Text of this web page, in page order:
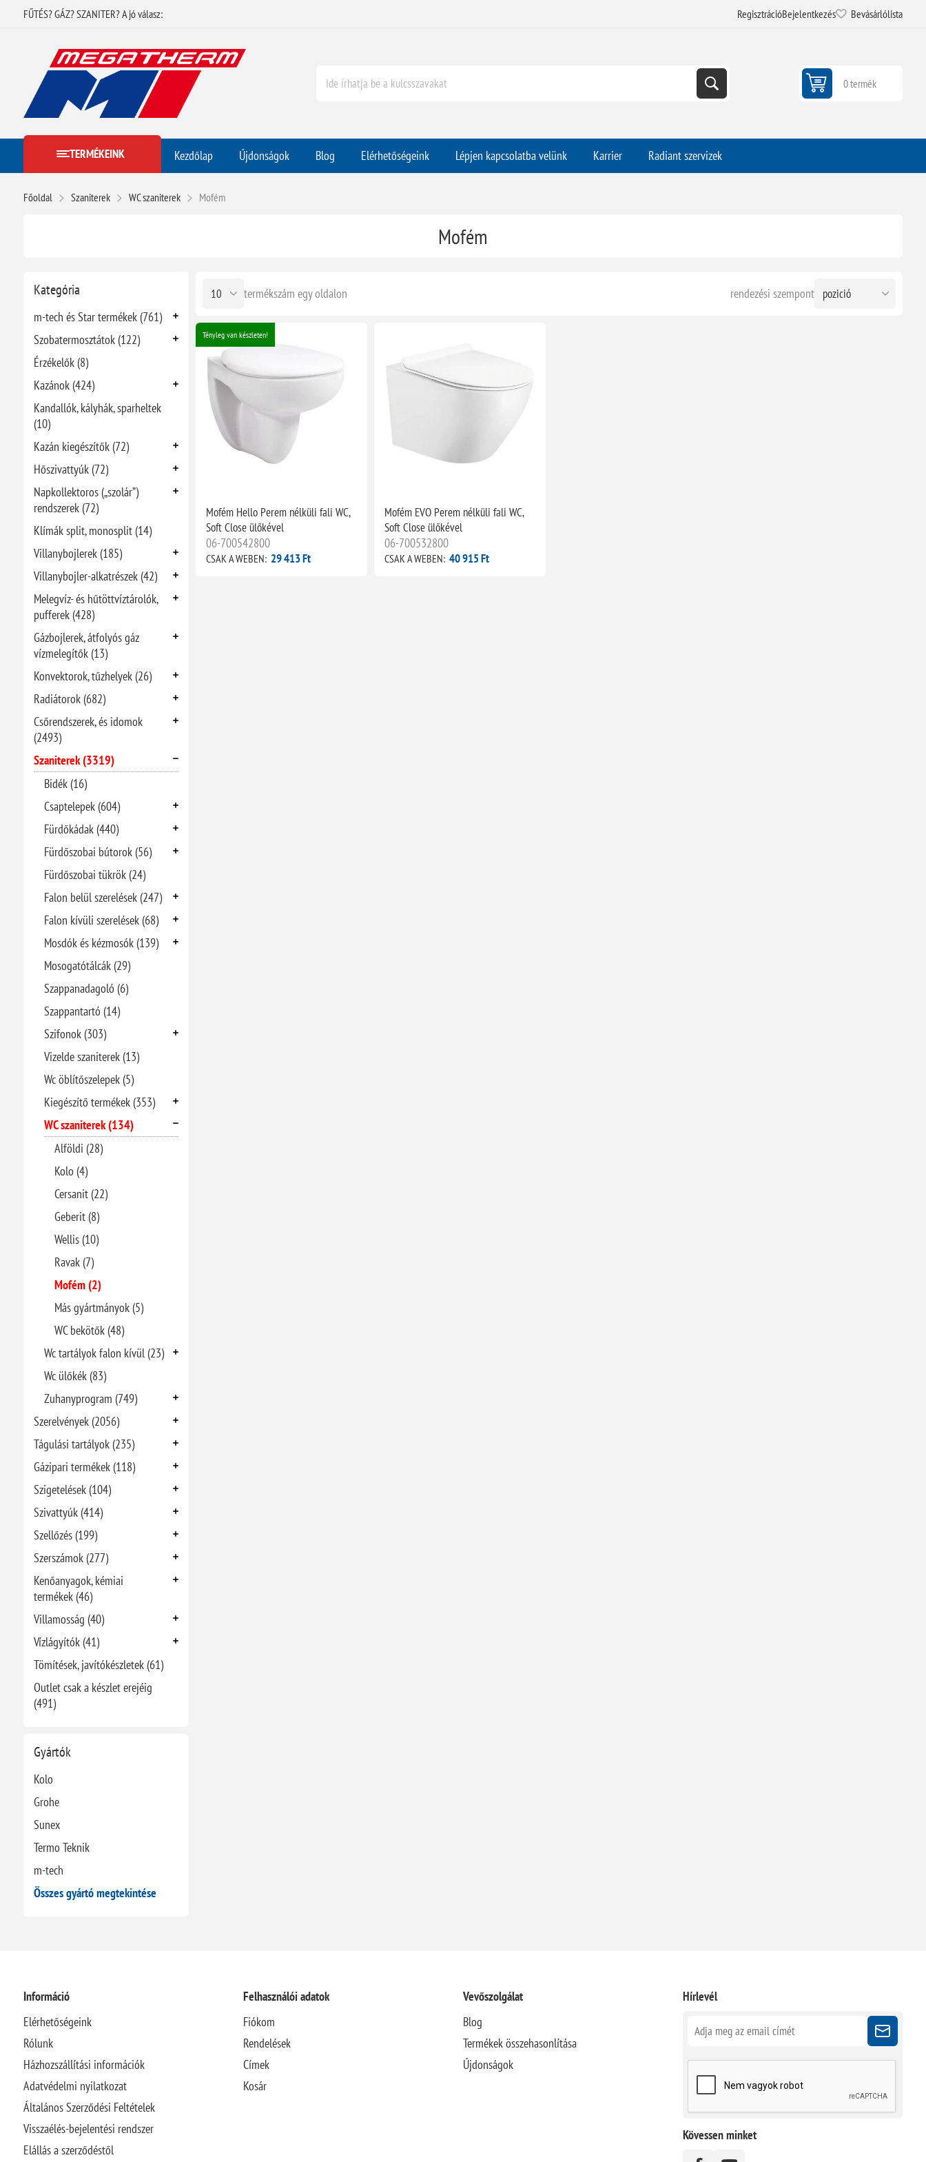
FŰTÉS? GÁZ? SZANITER? A jó válasz: RegisztrációBejelentkezés Bevásárlólista
0 termék
TERMÉKEINK Kezdőlap Újdonságok Blog Elérhetőségeink Lépjen kapcsolatba velünk Karrier Radiant szervizek
Főoldal Szaniterek WC szaniterek Mofém
Kategória
m-tech és Star termékek (761)
Szobatermosztátok (122)
Érzékelők (8)
Kazánok (424)
Kandallók, kályhák, sparheltek
(10)
Kazán kiegészítők (72)
Hőszivattyúk (72)
Napkollektoros („szolár”)
rendszerek (72)
Klímák split, monosplit (14)
Villanybojlerek (185)
Villanybojler-alkatrészek (42)
Melegvíz- és hűtöttvíztárolók,
pufferek (428)
Gázbojlerek, átfolyós gáz
vízmelegítők (13)
Konvektorok, tűzhelyek (26)
Radiátorok (682)
Csőrendszerek, és idomok
(2493)
Szaniterek (3319)
Bidék (16)
Csaptelepek (604)
Fürdőkádak (440)
Fürdőszobai bútorok (56)
Fürdőszobai tükrök (24)
Falon belül szerelések (247)
Falon kívüli szerelések (68)
Mosdók és kézmosók (139)
Mosogatótálcák (29)
Szappanadagoló (6)
Szappantartó (14)
Szifonok (303)
Vizelde szaniterek (13)
Wc öblítőszelepek (5)
Kiegészítő termékek (353)
WC szaniterek (134)
Alföldi (28)
Kolo (4)
Cersanit (22)
Geberit (8)
Wellis (10)
Ravak (7)
Mofém (2)
Más gyártmányok (5)
WC bekötők (48)
Wc tartályok falon kívül (23)
Wc ülőkék (83)
Zuhanyprogram (749)
Szerelvények (2056)
Tágulási tartályok (235)
Gázipari termékek (118)
Szigetelések (104)
Szivattyúk (414)
Szellőzés (199)
Szerszámok (277)
Kenőanyagok, kémiai
termékek (46)
Villamosság (40)
Vízlágyítók (41)
Tömítések, javítókészletek (61)
Outlet csak a készlet erejéig
(491)
Gyártók
Kolo
Grohe
Sunex
Termo Teknik
m-tech
Összes gyártó megtekintése
Mofém
rendezési szempont
termékszám egy oldalon
Tényleg van készleten!
Mofém Hello Perem nélküli fali WC,
Soft Close ülőkével
06-700542800
CSAK A WEBEN: 29 413 Ft
Mofém EVO Perem nélküli fali WC,
Soft Close ülőkével
06-700532800
CSAK A WEBEN: 40 915 Ft
Információ
Elérhetőségeink
Rólunk
Házhozszállítási információk
Adatvédelmi nyilatkozat
Általános Szerződési Feltételek
Visszaélés-bejelentési rendszer
Elállás a szerződéstől
Felhasználói adatok
Fiókom
Rendelések
Címek
Kosár
Vevőszolgálat
Blog
Termékek összehasonlítása
Újdonságok
Hírlevél
Kövessen minket